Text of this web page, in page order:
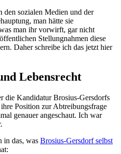
den sozialen Medien und der
man hätte sie
man ihr vorwirft, gar nicht
Stellungnahmen diese
Daher schreibe ich das jetzt hier
Lebensrecht
die Kandidatur Brosius-Gersdorfs
Position zur Abtreibungsfrage
genauer angeschaut. Ich war
in das, was Brosius-Gersdorf selbst